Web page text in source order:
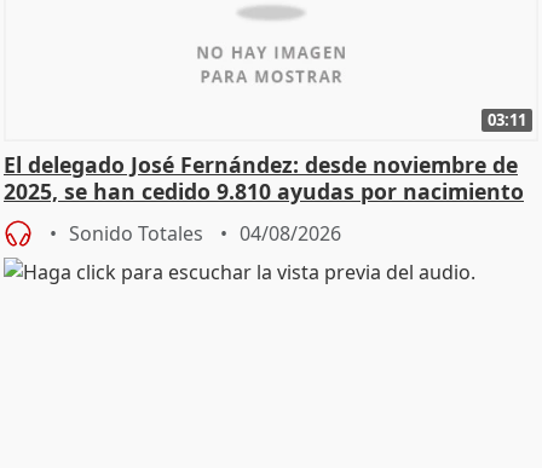
03:11
El delegado José Fernández: desde noviembre de
2025, se han cedido 9.810 ayudas por nacimiento
Sonido Totales 04/08/2026